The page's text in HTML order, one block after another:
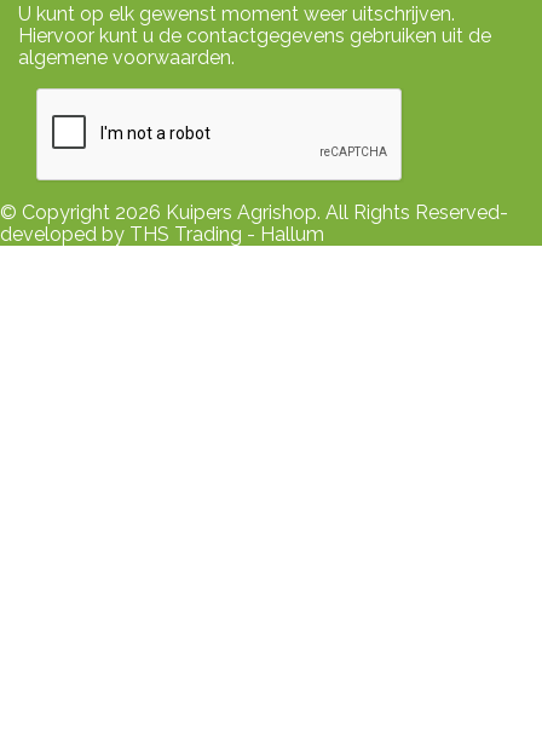
U kunt op elk gewenst moment weer uitschrijven.
Hiervoor kunt u de contactgegevens gebruiken uit de
algemene voorwaarden.
© Copyright 2026 Kuipers Agrishop. All Rights Reserved-
developed by THS Trading - Hallum